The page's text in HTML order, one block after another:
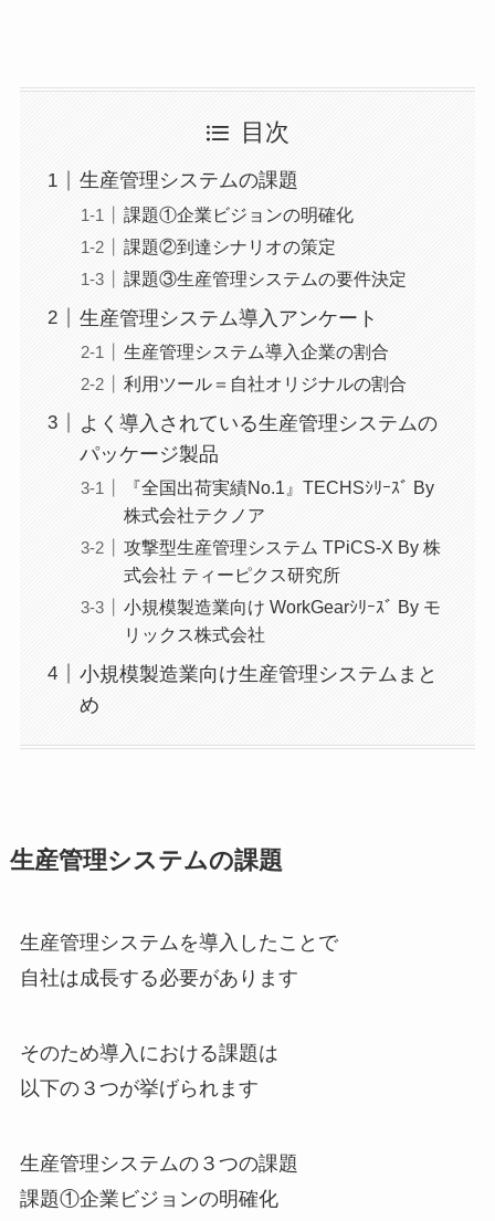
目次
生産管理システムの課題
課題①企業ビジョンの明確化
課題②到達シナリオの策定
課題③生産管理システムの要件決定
生産管理システム導入アンケート
生産管理システム導入企業の割合
利用ツール＝自社オリジナルの割合
よく導入されている生産管理システムの
パッケージ製品
『全国出荷実績No.1』TECHSｼﾘｰｽﾞ By
株式会社テクノア
攻撃型生産管理システム TPiCS-X By 株
式会社 ティーピクス研究所
小規模製造業向け WorkGearｼﾘｰｽﾞ By モ
リックス株式会社
小規模製造業向け生産管理システムまと
め
生産管理システムの課題
生産管理システムを導入したことで
自社は成長する必要があります
そのため導入における課題は
以下の３つが挙げられます
生産管理システムの３つの課題
課題①企業ビジョンの明確化